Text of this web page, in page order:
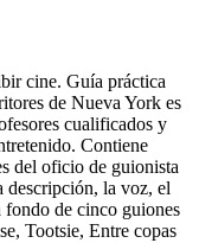
cine. Guía práctica
de Nueva York es
cualificados y
Contiene
del oficio de guionista
descripción, la voz, el
fondo de cinco guiones
Tootsie, Entre copas